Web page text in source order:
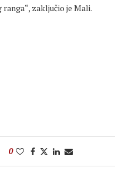
zaključio je Mali.
0